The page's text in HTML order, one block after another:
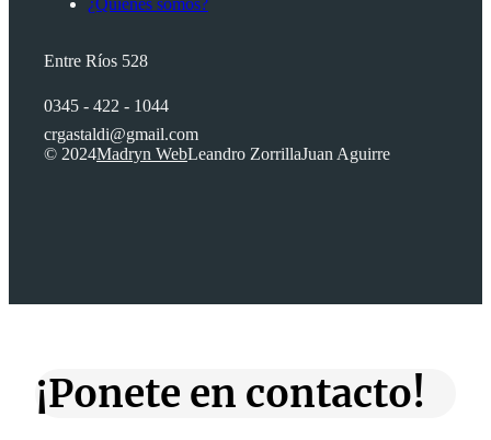
Entre Ríos 528
0345 - 422 - 1044
crgastaldi@gmail.com
© 2024Madryn WebLeandro ZorrillaJuan Aguirre
¡Ponete en contacto!